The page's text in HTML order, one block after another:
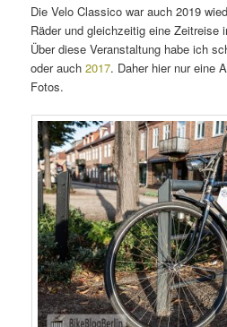
Die Velo Classico war auch 2019
Räder und gleichzeitig eine Zeitreise
Über diese Veranstaltung habe ich
oder auch2017. Daher hier nur eine
Fotos.